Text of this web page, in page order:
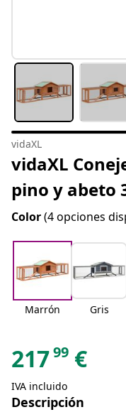
vidaXL
vidaXL
pino y abeto
Color(4 opciones
Marrón Gris
21799 €
IVA incluido
Descripción